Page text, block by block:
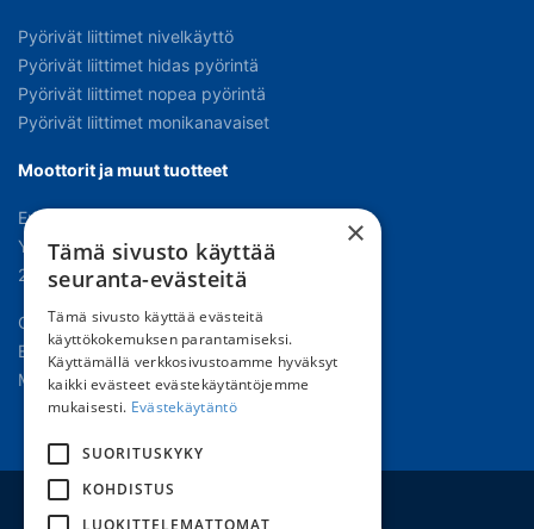
Pyörivät liittimet nivelkäyttö
Pyörivät liittimet hidas pyörintä
Pyörivät liittimet nopea pyörintä
Pyörivät liittimet monikanavaiset
Moottorit ja muut tuotteet
Erikoissähkömoottorit
Yhteet ja letkukarat
2- ja 3-tie venttiilit
Oppaat
Edustukset
Materiaalipankki
×
Tämä sivusto käyttää
seuranta-evästeitä
Tämä sivusto käyttää evästeitä
käyttökokemuksen parantamiseksi.
Käyttämällä verkkosivustoamme hyväksyt
kaikki evästeet evästekäytäntöjemme
mukaisesti. Evästekäytäntö
SUORITUSKYKY
KOHDISTUS
LUOKITTELEMATTOMAT